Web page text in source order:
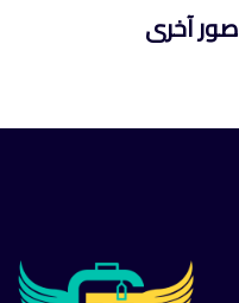
صور آخرى